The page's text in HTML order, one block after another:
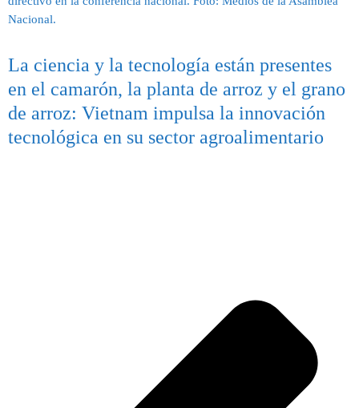
La ciencia y la tecnología están presentes
en el camarón, la planta de arroz y el grano
de arroz: Vietnam impulsa la innovación
tecnológica en su sector agroalimentario